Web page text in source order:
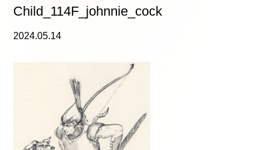
Child_114F_johnnie_cock
2024.05.14